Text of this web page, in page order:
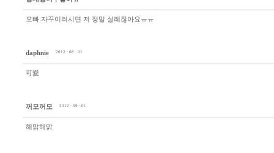
오빠 자꾸이러시면 저 정말 설레잖아요ㅠㅠ
daphnie 2012 · 08 · 31
可愛
꺼모꺼모 2012 · 09 · 01
해맑해맑